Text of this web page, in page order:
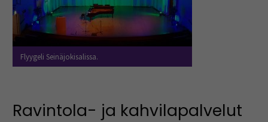
Flyygeli Seinäjokisalissa.
Ravintola- ja kahvilapalvelut